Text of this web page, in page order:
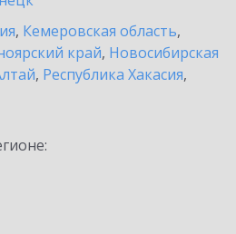
, Кемеровская область,
край, Новосибирская
, Республика Хакасия,